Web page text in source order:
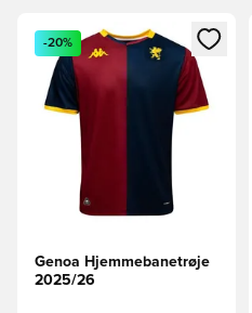
Åbner en Modal til at logge
-20%
Genoa Hjemmebanetrøje
2025/26